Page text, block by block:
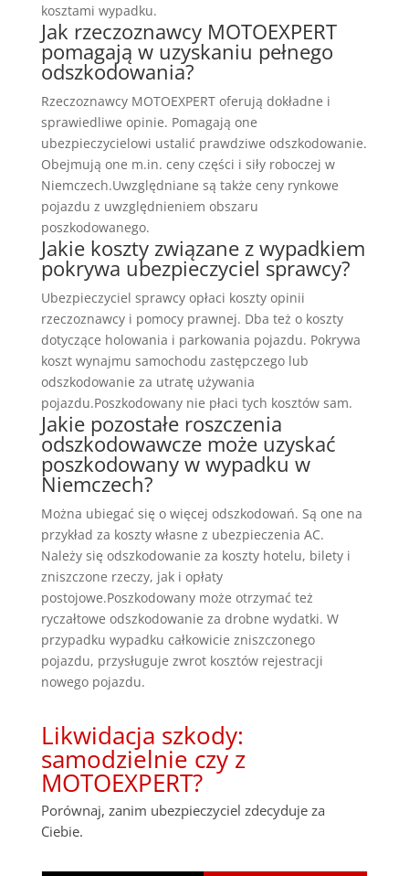
kosztami wypadku.
Jak rzeczoznawcy MOTOEXPERT
pomagają w uzyskaniu pełnego
odszkodowania?
Rzeczoznawcy MOTOEXPERT oferują dokładne i
sprawiedliwe opinie. Pomagają one
ubezpieczycielowi ustalić prawdziwe odszkodowanie.
Obejmują one m.in. ceny części i siły roboczej w
Niemczech.Uwzględniane są także ceny rynkowe
pojazdu z uwzględnieniem obszaru
poszkodowanego.
Jakie koszty związane z wypadkiem
pokrywa ubezpieczyciel sprawcy?
Ubezpieczyciel sprawcy opłaci koszty opinii
rzeczoznawcy i pomocy prawnej. Dba też o koszty
dotyczące holowania i parkowania pojazdu. Pokrywa
koszt wynajmu samochodu zastępczego lub
odszkodowanie za utratę używania
pojazdu.Poszkodowany nie płaci tych kosztów sam.
Jakie pozostałe roszczenia
odszkodowawcze może uzyskać
poszkodowany w wypadku w
Niemczech?
Można ubiegać się o więcej odszkodowań. Są one na
przykład za koszty własne z ubezpieczenia AC.
Należy się odszkodowanie za koszty hotelu, bilety i
zniszczone rzeczy, jak i opłaty
postojowe.Poszkodowany może otrzymać też
ryczałtowe odszkodowanie za drobne wydatki. W
przypadku wypadku całkowicie zniszczonego
pojazdu, przysługuje zwrot kosztów rejestracji
nowego pojazdu.
Likwidacja szkody:
samodzielnie czy z
MOTOEXPERT?
Porównaj, zanim ubezpieczyciel zdecyduje za
Ciebie.